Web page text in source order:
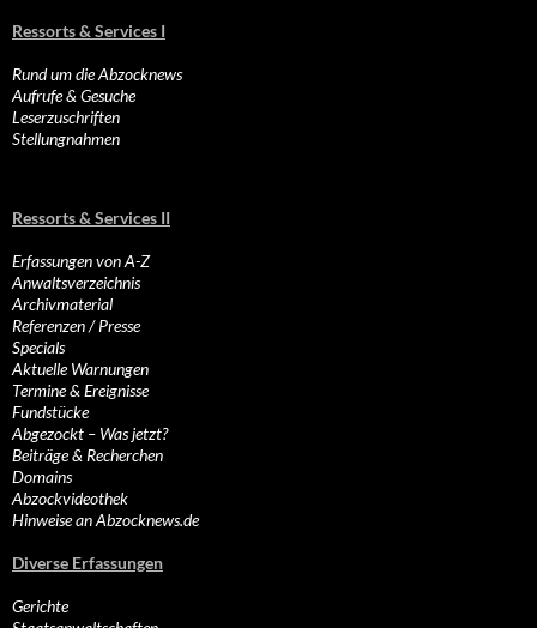
Ressorts & Services I
Rund um die Abzocknews
Aufrufe & Gesuche
Leserzuschriften
Stellungnahmen
Ressorts & Services II
Erfassungen von A-Z
Anwaltsverzeichnis
Archivmaterial
Referenzen / Presse
Specials
Aktuelle Warnungen
Termine & Ereignisse
Fundstücke
Abgezockt – Was jetzt?
Beiträge & Recherchen
Domains
Abzockvideothek
Hinweise an Abzocknews.de
Diverse Erfassungen
Gerichte